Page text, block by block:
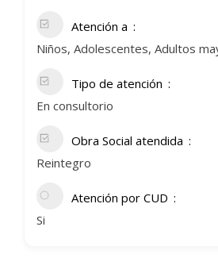
Atención a
Niños, Adolescentes, Adultos
Tipo de atención
En consultorio
Obra Social atendida
Reintegro
Atención por CUD
Si